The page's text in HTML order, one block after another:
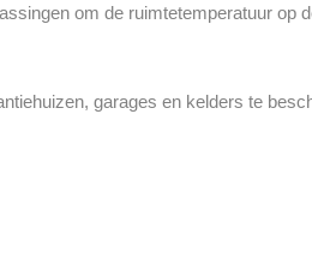
om de ruimtetemperatuur op
garages en kelders te